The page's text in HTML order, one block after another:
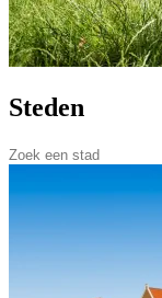
Steden